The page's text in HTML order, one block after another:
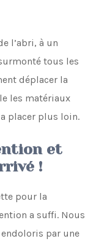
l’abri, à un
tous les
déplacer la
les matériaux
placer plus loin.
et
!
pour la
a suffi. Nous
par une